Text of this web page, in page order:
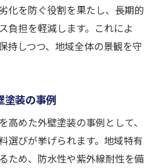
化を防ぐ役割を果たし、長期的
負担を軽減します。これによ
持しつつ、地域全体の景観を守
塗装の事例
高めた外壁塗装の事例として、
選びが挙げられます。地域特有
ため、防水性や紫外線耐性を備